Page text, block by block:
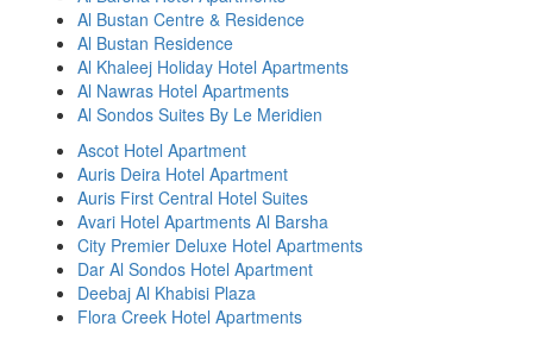
Al Bustan Centre & Residence
Al Bustan Residence
Al Khaleej Holiday Hotel Apartments
Al Nawras Hotel Apartments
Al Sondos Suites By Le Meridien
Ascot Hotel Apartment
Auris Deira Hotel Apartment
Auris First Central Hotel Suites
Avari Hotel Apartments Al Barsha
City Premier Deluxe Hotel Apartments
Dar Al Sondos Hotel Apartment
Deebaj Al Khabisi Plaza
Flora Creek Hotel Apartments